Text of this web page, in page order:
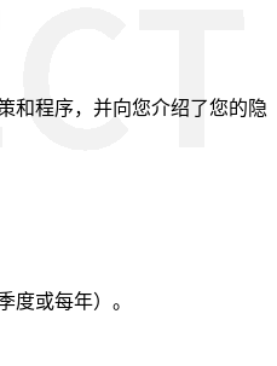
和程序，并向您介绍了您的隐
度或每年）。